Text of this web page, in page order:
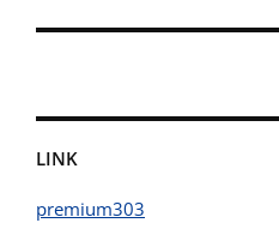
LINK
premium303